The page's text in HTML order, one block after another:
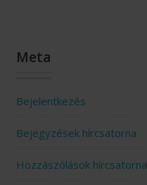
Meta
Bejelentkezés
Bejegyzések hírcsatorna
Hozzászólások hírcsatorna